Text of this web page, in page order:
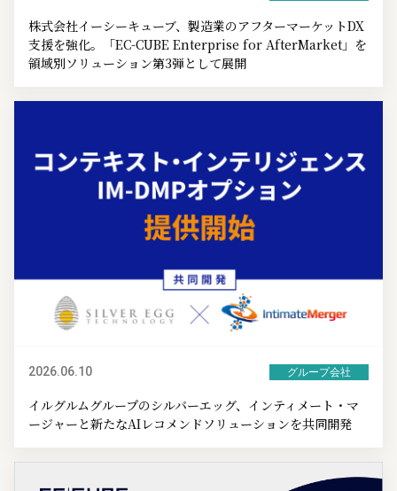
株式会社イーシーキューブ、製造業のアフターマーケットDX
支援を強化。「EC-CUBE Enterprise for AfterMarket」を
領域別ソリューション第3弾として展開
2026.06.10 グループ会社
イルグルムグループのシルバーエッグ、インティメート・マ
ージャーと新たなAIレコメンドソリューションを共同開発